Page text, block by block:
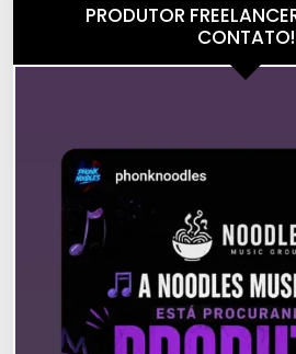
PRODUTOR
CONTATO!